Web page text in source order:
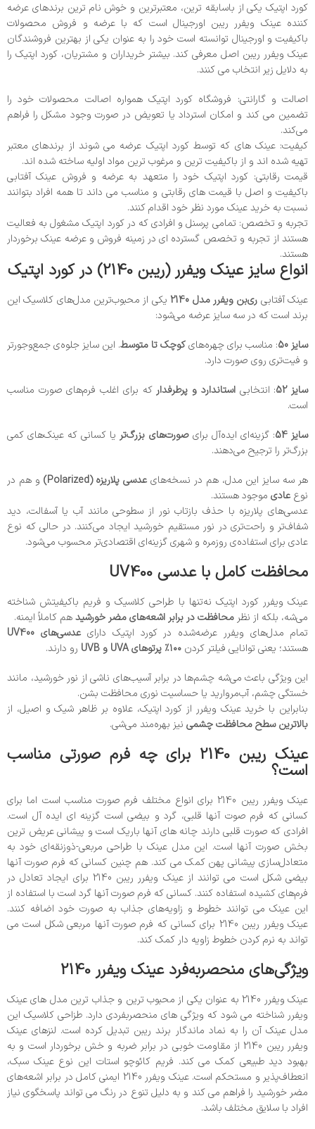
کورد اپتیک یکی از باسابقه ترین، معتبرترین و خوش نام ترین برندهای عرضه
کننده عینک ویفرر ریبن اورجینال است که با عرضه و فروش محصولات
باکیفیت و اورجینال توانسته است خود را به عنوان یکی از بهترین فروشندگان
عینک ویفرر ریبن اصل معرفی کند. بیشتر خریداران و مشتریان، کورد اپتیک را
به دلایل زیر انتخاب می کنند.
اصالت و گارانتی: فروشگاه کورد اپتیک همواره اصالت محصولات خود را
تضمین می کند و امکان استرداد یا تعویض در صورت وجود مشکل را فراهم
می‌کند.
کیفیت: عینک های که توسط کورد اپتیک عرضه می شوند از برندهای معتبر
تهیه شده اند و از باکیفیت ترین و مرغوب ترین مواد اولیه ساخته شده اند.
قیمت رقابتی: کورد اپتیک خود را متعهد به عرضه و فروش عینک آفتابی
باکیفیت و اصل با قیمت های رقابتی و مناسب می داند تا همه افراد بتوانند
نسبت به خرید عینک مورد نظر خود اقدام کنند.
تجربه و تخصص: تمامی پرسنل و افرادی که در کورد اپتیک مشغول به فعالیت
هستند از تجربه و تخصص گسترده ای در زمینه فروش و عرضه عینک برخوردار
هستند.
انواع سایز عینک ویفرر (ریبن 2140) در کورد اپتیک
عینک آفتابی ری‌بن ویفرر مدل 2140
یکی از محبوب‌ترین مدل‌های کلاسیک این
برند است که در سه سایز عرضه می‌شود:
سایز 50
: مناسب برای چهره‌هایکوچک تا متوسط. این سایز جلوه‌ی جمع‌وجورتر
و فیت‌تری روی صورت دارد.
سایز 52
: انتخابیاستاندارد و پرطرفدارکه برای اغلب فرم‌های صورت مناسب
است.
سایز 54
: گزینه‌ای ایده‌آل برایصورت‌های بزرگ‌تریا کسانی که عینک‌های کمی
بزرگ‌تر را ترجیح می‌دهند.
هر سه سایز این مدل، هم در نسخه‌هایعدسی پلاریزه (Polarized)
و هم در
نوععادی موجود هستند.
عدسی‌های پلاریزه با حذف بازتاب نور از سطوحی مانند آب یا آسفالت، دید
شفاف‌تر و راحت‌تری در نور مستقیم خورشید ایجاد می‌کنند. در حالی که نوع
عادی برای استفاده‌ی روزمره و شهری گزینه‌ای اقتصادی‌تر محسوب می‌شود.
محافظت کامل با عدسی UV400
عینک ویفرر کورد اپتیک نه‌تنها با طراحی کلاسیک و فریم باکیفیتش شناخته
می‌شه، بلکه از نظرمحافظت در برابر اشعه‌های مضر خورشیدهم کاملاً ایمنه.
تمام مدل‌های ویفرر عرضه‌شده در کورد اپتیک دارایعدسی‌های UV400
هستند؛ یعنی توانایی فیلتر کردن ۱۰۰٪ پرتوهای UVA و UVB
رو دارند.
این ویژگی باعث می‌شه چشم‌ها در برابر آسیب‌های ناشی از نور خورشید، مانند
خستگی چشم، آب‌مروارید یا حساسیت نوری محافظت بشن.
بنابراین با خرید عینک ویفرر از کورد اپتیک، علاوه بر ظاهر شیک و اصیل، از
بالاترین سطح محافظت چشمی نیز بهره‌مند می‌شی.
عینک ریبن 2140 برای چه فرم صورتی مناسب
است؟
عینک ویفرر ریبن 2140 برای انواع مختلف فرم صورت مناسب است اما برای
کسانی که فرم صوت آنها قلبی، گرد و بیضی است گزینه ای ایده آل است.
افرادی که صورت قلبی دارند چانه های آنها باریک است و پیشانی عریض ترین
بخش صورت آنها است. این مدل عینک با طراحی مربعی-ذوزنقه‌ای خود به
متعادل‌سازی پیشانی پهن کمک می کند. هم چنین کسانی که فرم صورت آنها
بیضی شکل است می توانند از عینک ویفرر ریبن 2140 برای ایجاد تعادل در
فرم‌های کشیده استفاده کنند. کسانی که فرم صورت آنها گرد است با استفاده از
این عینک می توانند خطوط و زاویه‌های جذاب به صورت خود اضافه کنند.
عینک ویفرر ریبن 2140 برای کسانی که فرم صورت آنها مربعی شکل است می
تواند به نرم ‌کردن خطوط زاویه ‌دار کمک کند.
ویژگی‌های منحصربه‌فرد عینک ویفرر 2140
عینک ویفرر 2140 به عنوان یکی از محبوب ترین و جذاب ترین مدل های عینک
ویفرر شناخته می شود که ویژگی های منحصربفردی دارد. طزاحی کلاسیک این
مدل عینک آن را به نماد ماندگار برند ریبن تبدیل کرده است. لنزهای عینک
ویفرر ریبن 2140 از مقاومت خوبی در برابر ضربه و خش برخوردار است و به
بهبود دید طبیعی کمک می کند. فریم کائوچو استات این نوع عینک سبک،
انعطاف‌پذیر و مستحکم است. عینک ویفرر 2140 ایمنی کامل در برابر اشعه‌های
مضر خورشید را فراهم می کند و به دلیل تنوع در رنگ می تواند پاسخگوی نیاز
افراد با سلایق مختلف باشد.